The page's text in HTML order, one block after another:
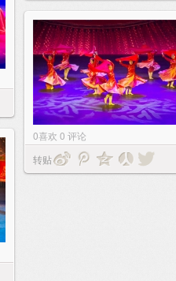
0喜欢 0 评论
转贴